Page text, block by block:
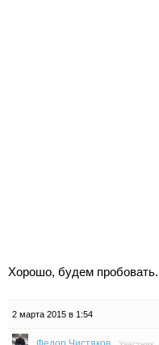
Хорошо, будем
2 марта 2015 в 1:54